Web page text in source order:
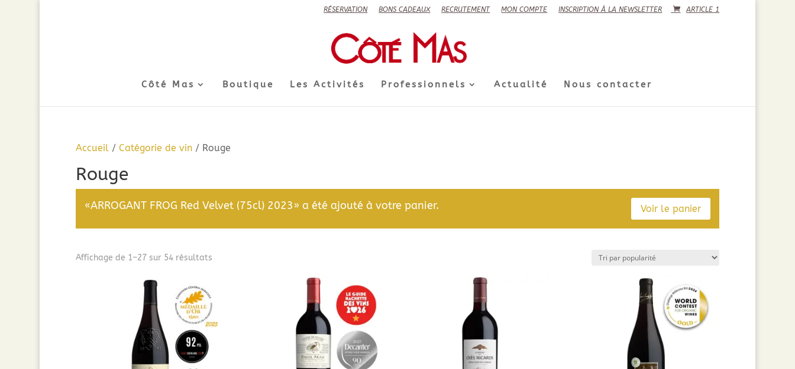
RÉSERVATION BONS CADEAUX RECRUTEMENT MON COMPTE INSCRIPTION À LA NEWSLETTER ARTICLE 1
Côté Mas Boutique Les Activités Professionnels Actualité Nous contacter
Accueil/ Catégorie de vin/ Rouge
Rouge
«ARROGANT FROG Red Velvet (75cl) 2023» a été ajouté à votre panier. Voir le panier
Affichage de 1–27 sur 54 résultatsTrié